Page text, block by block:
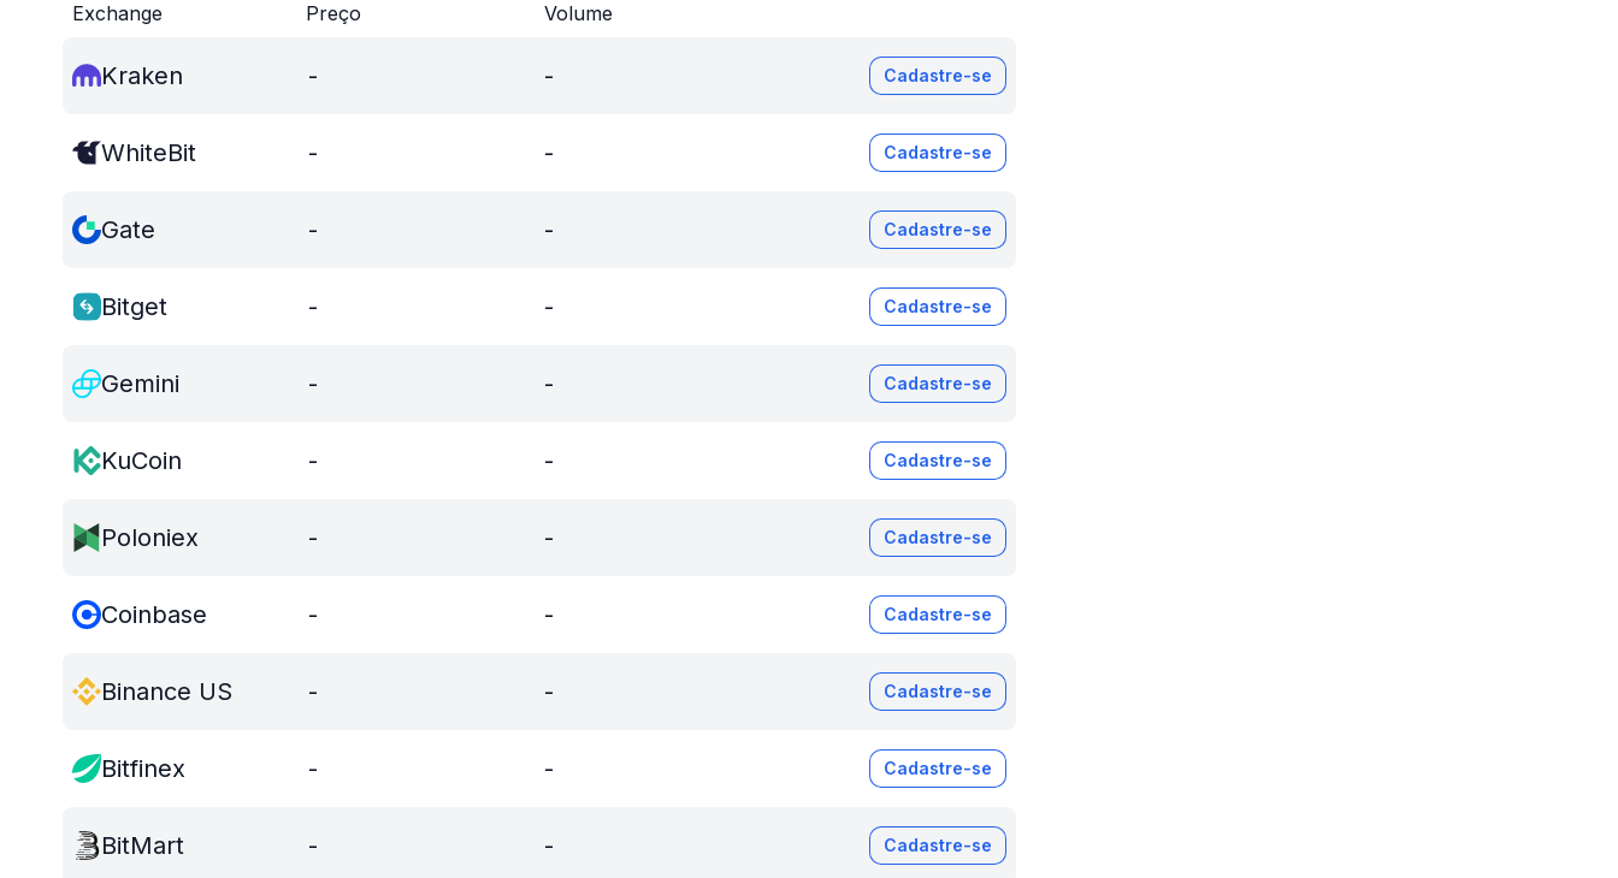
Exchange Preço Volume
Kraken - - Cadastre-se
WhiteBit - - Cadastre-se
Gate - - Cadastre-se
Bitget - - Cadastre-se
Gemini - - Cadastre-se
KuCoin - - Cadastre-se
Poloniex - - Cadastre-se
Coinbase - - Cadastre-se
Binance US - - Cadastre-se
Bitfinex - - Cadastre-se
BitMart - - Cadastre-se